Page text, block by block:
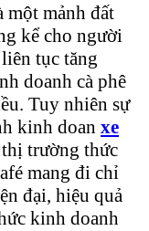
một mảnh đất
kể cho người
tục tăng
doanh cà phê
Tuy nhiên sự
kinh doan xe
trường thức
mang đi chỉ
đại, hiệu quả
kinh doanh